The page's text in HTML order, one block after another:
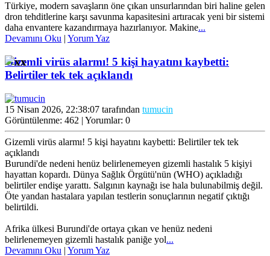
Türkiye, modern savaşların öne çıkan unsurlarından biri haline gelen
dron tehditlerine karşı savunma kapasitesini artıracak yeni bir sistemi
daha envantere kazandırmaya hazırlanıyor. Makine...
Devamını Oku | Yorum Yaz
Gizemli virüs alarmı! 5 kişi hayatını kaybetti:
Belirtiler tek tek açıklandı
15 Nisan 2026, 22:38:07 tarafından tumucin
Görüntülenme: 462 | Yorumlar: 0
Gizemli virüs alarmı! 5 kişi hayatını kaybetti: Belirtiler tek tek
açıklandı
Burundi'de nedeni henüz belirlenemeyen gizemli hastalık 5 kişiyi
hayattan kopardı. Dünya Sağlık Örgütü'nün (WHO) açıkladığı
belirtiler endişe yarattı. Salgının kaynağı ise hala bulunabilmiş değil.
Öte yandan hastalara yapılan testlerin sonuçlarının negatif çıktığı
belirtildi.
Afrika ülkesi Burundi'de ortaya çıkan ve henüz nedeni
belirlenemeyen gizemli hastalık paniğe yol...
Devamını Oku | Yorum Yaz